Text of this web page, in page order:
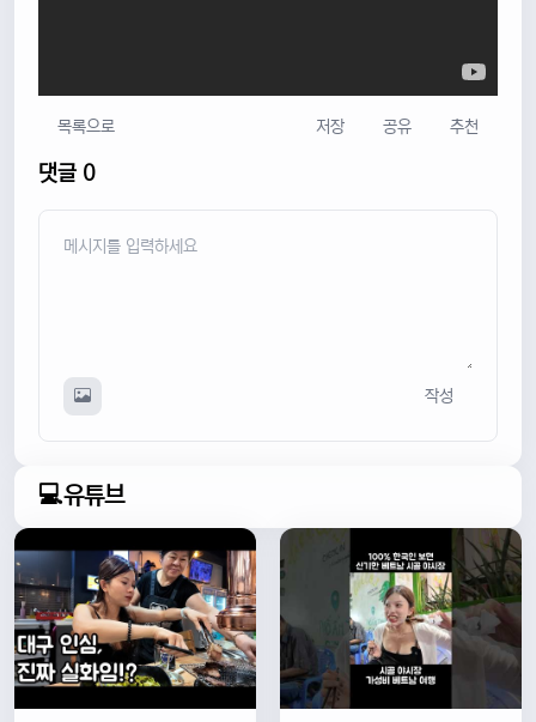
목록으로 저장 공유 추천
댓글 0
작성
💻유튜브